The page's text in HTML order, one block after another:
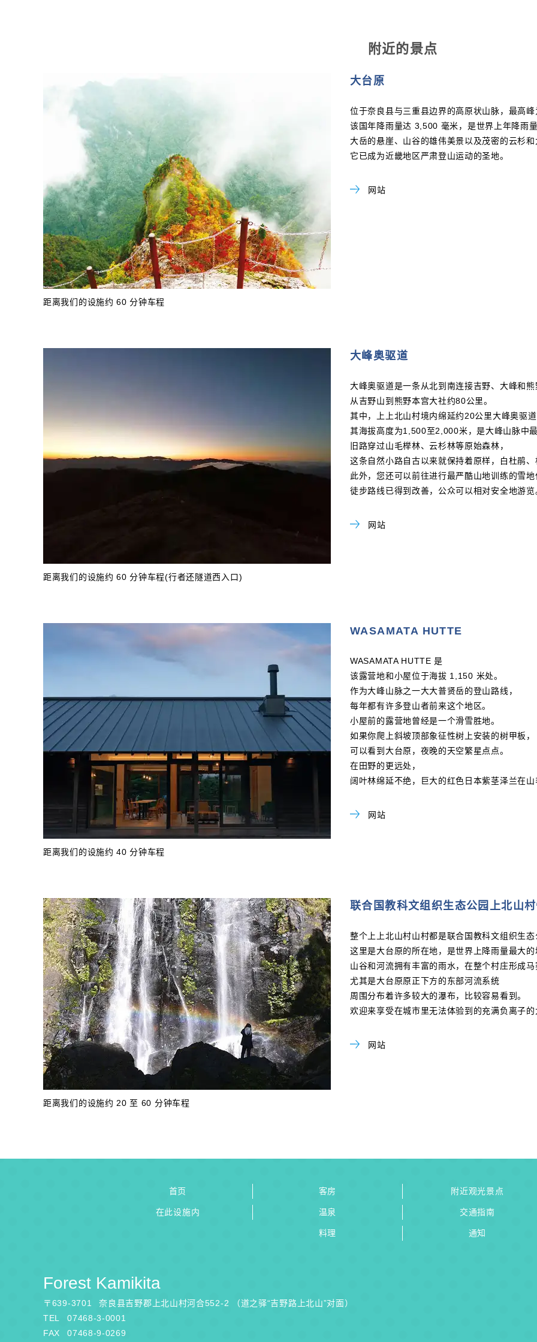
附近的景点
距离我们的设施约 60 分钟车程
大台原
位于奈良县与三重县边界的高原状山脉，最高峰
该国年降雨量达 3,500 毫米，是世界上年降雨量
大岳的悬崖、山谷的雄伟美景以及茂密的云杉
它已成为近畿地区严肃登山运动的圣地。
网站
距离我们的设施约 60 分钟车程(行者还隧道西入口)
大峰奥驱道
大峰奥驱道是一条从北到南连接吉野、大峰和熊
从吉野山到熊野本宫大社约80公里。
其中，上上北山村境内绵延约20公里大峰奥驱道
其海拔高度为1,500至2,000米，是大峰山脉中
旧路穿过山毛榉林、云杉林等原始森林，
这条自然小路自古以来就保持着原样，白杜鹃、
此外，您还可以前往进行最严酷山地训练的雪地
徒步路线已得到改善，公众可以相对安全地游览
网站
距离我们的设施约 40 分钟车程
WASAMATA HUTTE
WASAMATA HUTTE 是
该露营地和小屋位于海拔 1,150 米处。
作为大峰山脉之一大大普贤岳的登山路线，
每年都有许多登山者前来这个地区。
小屋前的露营地曾经是一个滑雪胜地。
如果你爬上斜坡顶部象征性树上安装的树甲板，
可以看到大台原，夜晚的天空繁星点点。
在田野的更远处，
阔叶林绵延不绝，巨大的红色日本紫茎泽兰在山
网站
距离我们的设施约 20 至 60 分钟车程
联合国教科文组织生态公园上北山
整个上上北山村山村都是联合国教科文组织生态
这里是大台原的所在地，是世界上降雨量最大的
山谷和河流拥有丰富的雨水，在整个村庄形成马
尤其是大台原原正下方的东部河流系统
周围分布着许多较大的瀑布，比较容易看到。
欢迎来享受在城市里无法体验到的充满负离子的
网站
首页
在此设施内
客房
温泉
料理
附近观光景点
交通指南
通知
Forest Kamikita
〒639-3701
奈良县吉野郡上北山村河合552-2 （道之驿“吉野路上北山”对面）
TEL
07468-3-0001
FAX
07468-9-0269